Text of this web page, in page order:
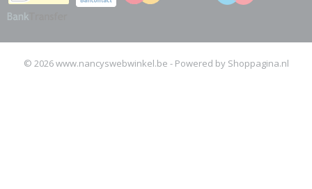
© 2026 www.nancyswebwinkel.be - Powered by Shoppagina.nl